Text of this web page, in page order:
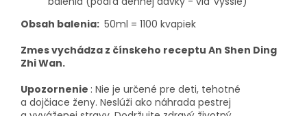
Obsah balenia: 50ml = 1100 kvapiek
Zmes vychádza z čínskeho receptu An Shen Ding
Zhi Wan.
Upozornenie : Nie je určené pre deti, tehotné
a dojčiace ženy. Neslúži ako náhrada pestrej